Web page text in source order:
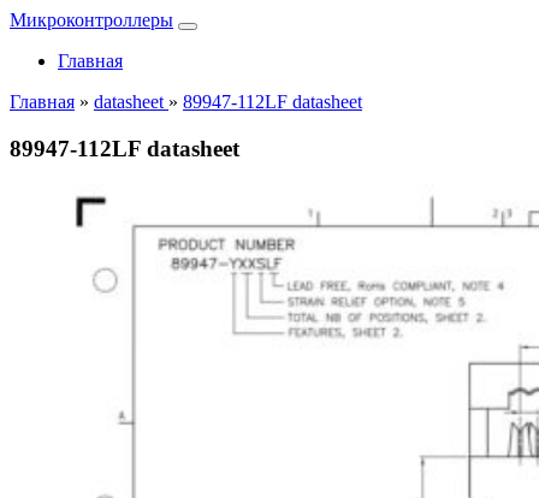
Микроконтроллеры
Главная
Главная » datasheet » 89947-112LF datasheet
89947-112LF datasheet